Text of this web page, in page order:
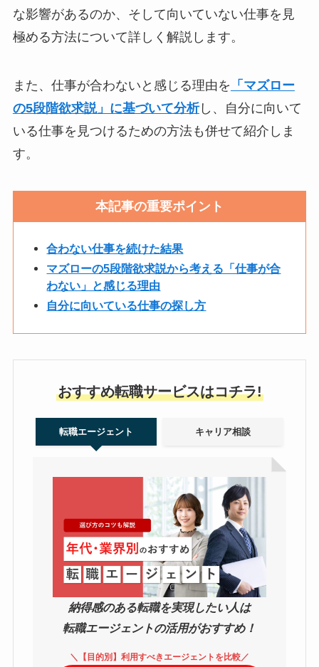
な影響があるのか、そして向いていない仕事を見
極める方法について詳しく解説します。
また、仕事が合わないと感じる理由を 「マズロー
の5段階欲求説」に基づいて分析し、自分に向いて
いる仕事を見つけるための方法も併せて紹介しま
す。
本記事の重要ポイント
合わない仕事を続けた結果
マズローの5段階欲求説から考える「仕事が合
わない」と感じる理由
自分に向いている仕事の探し方
おすすめ転職サービスはコチラ!
転職エージェント キャリア相談
納得感のある転職を実現したい人は
転職エージェントの活用がおすすめ！
＼【目的別】利用すべきエージェントを比較／